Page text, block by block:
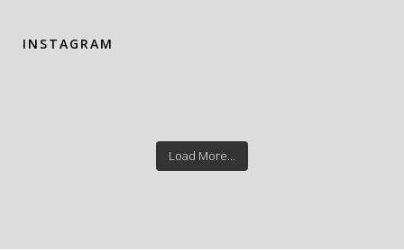
INSTAGRAM
Load More...